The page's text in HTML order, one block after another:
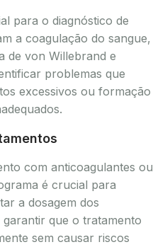
para o diagnóstico de
a coagulação do sangue,
de von Willebrand e
problemas que
excessivos ou formação
com anticoagulantes ou
é crucial para
a dosagem dos
garantir que o tratamento
sem causar riscos